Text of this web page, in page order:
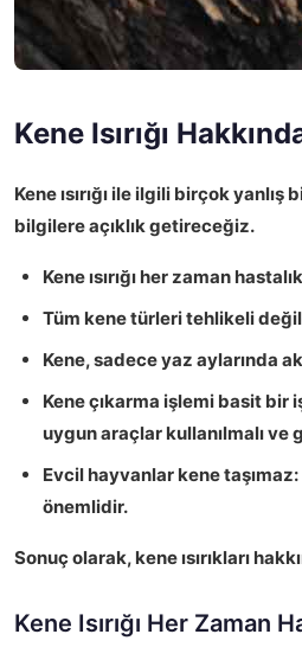
Kene Isırığı
Kene ısırığı ile ilgili birçok yanlış
bilgilere açıklık getireceğiz.
Kene ısırığı her zaman
Tüm kene türleri tehlikeli
Kene, sadece yaz aylarında
Kene çıkarma işlemi basit bir
uygun araçlar kullanılmalı ve
Evcil hayvanlar kene taşımaz:
önemlidir.
Sonuçolarak, kene ısırıkları
Kene Isırığı Her Zaman